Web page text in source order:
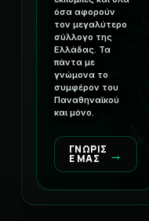
όσα αφορούν
τον μεγαλύτερο
σύλλογο της
Ελλάδας. Τα
πάντα με
γνώμονα το
συμφέρον του
Παναθηναϊκού
και μόνο.
ΓΝΩΡΙΣ
Ε ΜΑΣ →